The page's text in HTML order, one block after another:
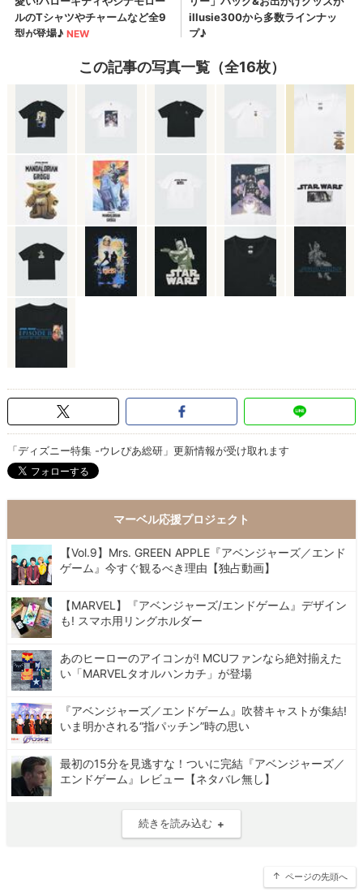
この記事の写真一覧（全16枚）
「ディズニー特集 -ウレぴあ総研」更新情報が受け取れます
マーベル応援プロジェクト
【Vol.9】Mrs. GREEN APPLE『アベンジャーズ／エンド
ゲーム』今すぐ観るべき理由【独占動画】
【MARVEL】『アベンジャーズ/エンドゲーム』デザイン
も! スマホ用リングホルダー
あのヒーローのアイコンが! MCUファンなら絶対揃えた
い「MARVELタオルハンカチ」が登場
『アベンジャーズ／エンドゲーム』吹替キャストが集結!
いま明かされる“指パッチン”時の思い
最初の15分を見逃すな！ついに完結『アベンジャーズ／
エンドゲーム』レビュー【ネタバレ無し】
続きを読み込む
ページの先頭へ